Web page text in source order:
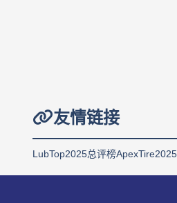
友情链接
LubTop2025总评榜